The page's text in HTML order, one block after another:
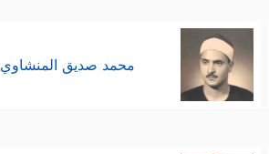
محمد صديق المنشاوي